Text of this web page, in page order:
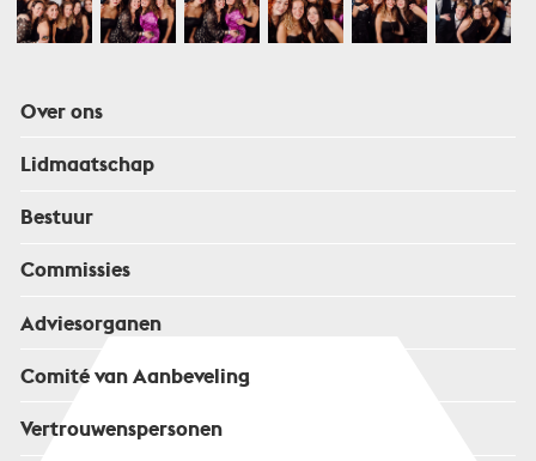
Over ons
Lidmaatschap
Bestuur
Commissies
Adviesorganen
Comité van Aanbeveling
Vertrouwenspersonen